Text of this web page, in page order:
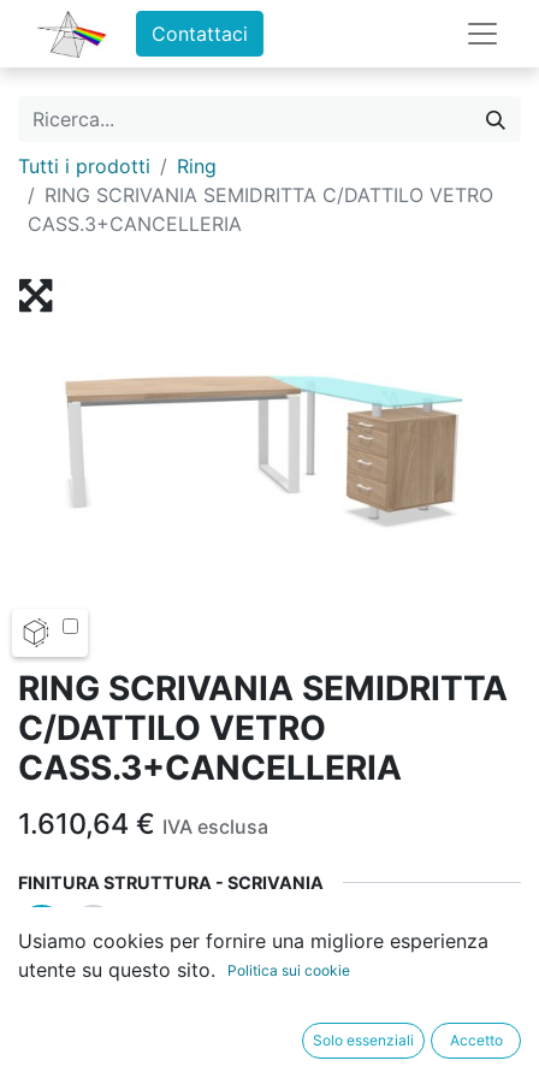
Contattaci
Tutti i prodotti
Ring
RING SCRIVANIA SEMIDRITTA C/DATTILO VETRO
CASS.3+CANCELLERIA
RING SCRIVANIA SEMIDRITTA
C/DATTILO VETRO
CASS.3+CANCELLERIA
1.610,64 € IVA esclusa
FINITURA STRUTTURA - SCRIVANIA
FINITURA TOP - SCRIVANIA
Usiamo cookies per fornire una migliore esperienza
utente su questo sito.
Politica sui cookie
Solo essenziali Accetto